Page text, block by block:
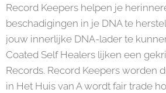
Record Keepers helpen je
beschadigingen in je DNA te
jouw innerlijke DNA-lader te
Coated Self Healers lijken een
Records. Record Keepers worden
in Het Huis van A wordt fair trade